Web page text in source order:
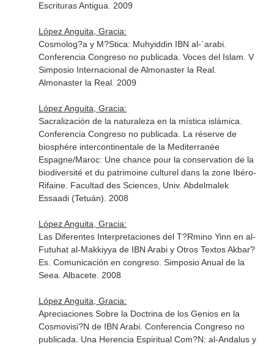
Escrituras Antigua. 2009
López Anguita, Gracia:
Cosmolog?a y M?Stica: Muhyiddin IBN al-`arabi.
Conferencia Congreso no publicada. Voces del Islam. V
Simposio Internacional de Almonaster la Real.
Almonaster la Real. 2009
López Anguita, Gracia:
Sacralización de la naturaleza en la mística islámica.
Conferencia Congreso no publicada. La réserve de
biosphére intercontinentale de la Mediterranée
Espagne/Maroc: Une chance pour la conservation de la
biodiversité et du patrimoine culturel dans la zone Ibéro-
Rifaine. Facultad des Sciences, Univ. Abdelmalek
Essaadi (Tetuán). 2008
López Anguita, Gracia:
Las Diferentes Interpretaciones del T?Rmino Yinn en al-
Futuhat al-Makkiyya de IBN Arabi y Otros Textos Akbar?
Es. Comunicación en congreso. Simposio Anual de la
Seea. Albacete. 2008
López Anguita, Gracia:
Apreciaciones Sobre la Doctrina de los Genios en la
Cosmovisi?N de IBN Arabi. Conferencia Congreso no
publicada. Una Herencia Espiritual Com?N: al-Andalus y